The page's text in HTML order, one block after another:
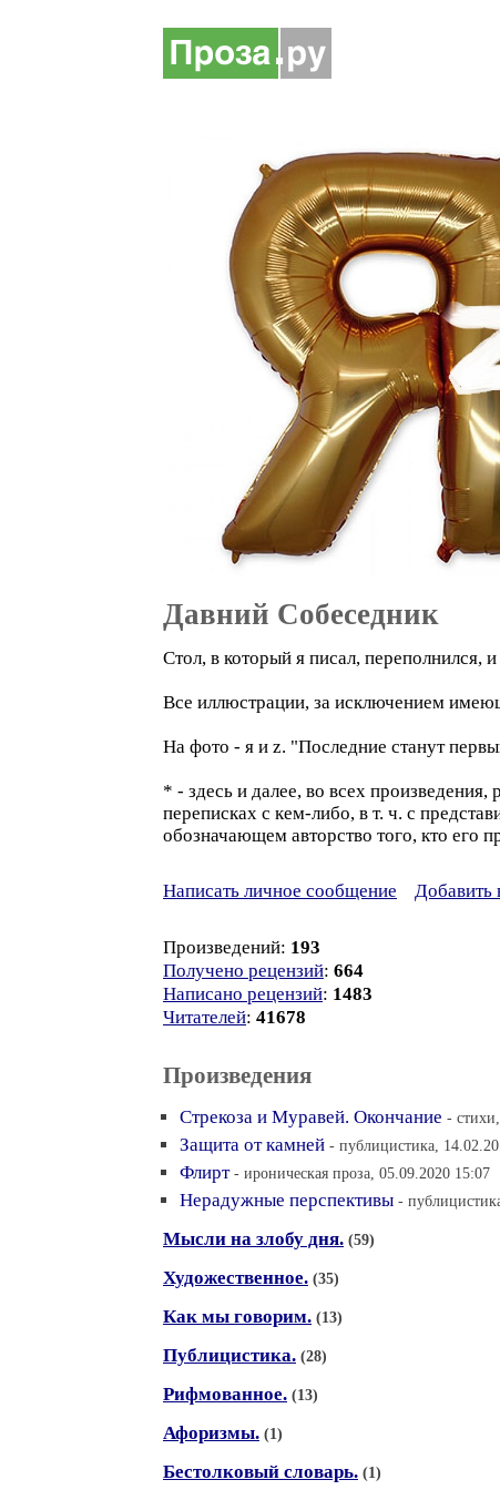
Давний Собеседник
Стол, в который я писал, переполнился,
Все иллюстрации, за исключением
На фото - я и z. "Последние станут
* - здесь и далее, во всех
переписках с кем-либо, в т. ч. с
обозначающем авторство того, кто его
Написать личное сообщение Добавить
Произведений: 193
Получено рецензий: 664
Написано рецензий: 1483
Читателей: 41678
Произведения
Стрекоза и Муравей. Окончание -
Защита от камней - публицистика,
Флирт - ироническая проза, 05.09.2020 15:07
Нерадужные перспективы -
Мысли на злобу дня. (59)
Художественное. (35)
Как мы говорим. (13)
Публицистика. (28)
Рифмованное. (13)
Афоризмы. (1)
Бестолковый словарь. (1)